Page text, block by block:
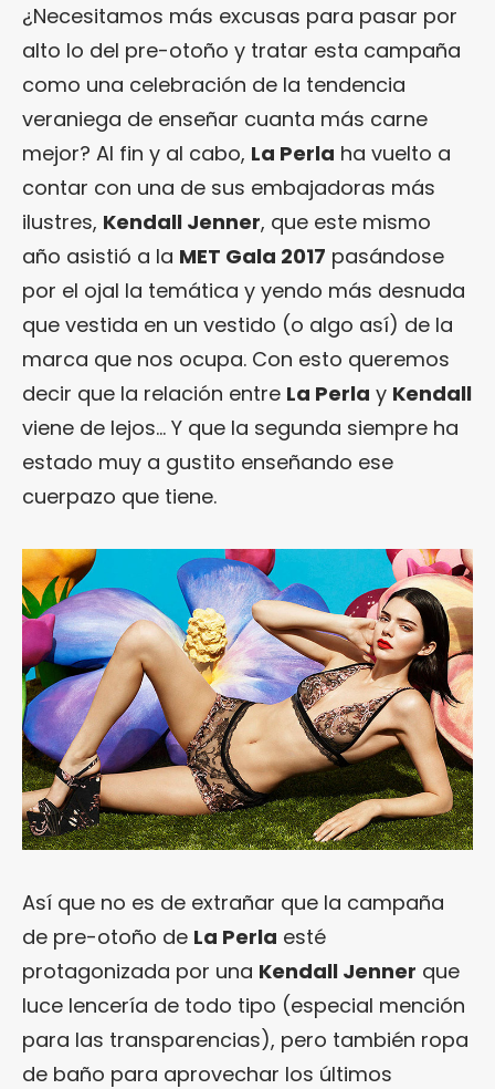
¿Necesitamos más excusas para pasar por
alto lo del pre-otoño y tratar esta campaña
como una celebración de la tendencia
veraniega de enseñar cuanta más carne
mejor? Al fin y al cabo, La Perla ha vuelto a
contar con una de sus embajadoras más
ilustres, Kendall Jenner, que este mismo
año asistió a la MET Gala 2017 pasándose
por el ojal la temática y yendo más desnuda
que vestida en un vestido (o algo así) de la
marca que nos ocupa. Con esto queremos
decir que la relación entre La Perla y Kendall
viene de lejos… Y que la segunda siempre ha
estado muy a gustito enseñando ese
cuerpazo que tiene.
Así que no es de extrañar que la campaña
de pre-otoño de La Perla esté
protagonizada por una Kendall Jenner que
luce lencería de todo tipo (especial mención
para las transparencias), pero también ropa
de baño para aprovechar los últimos